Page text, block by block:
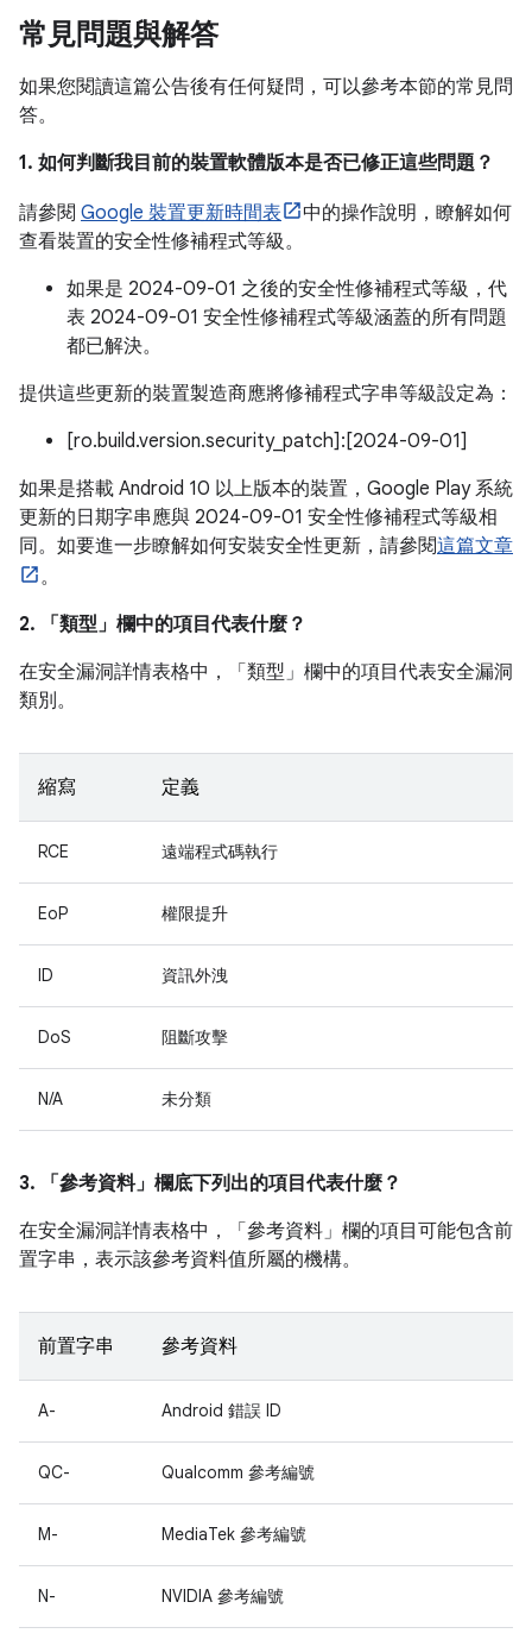
常見問題與解答
如果您閱讀這篇公告後有任何疑問，可以參考本節的常見問
答。
1. 如何判斷我目前的裝置軟體版本是否已修正這些問題？
請參閱 Google 裝置更新時間表
中的操作說明，瞭解如何
查看裝置的安全性修補程式等級。
如果是 2024-09-01 之後的安全性修補程式等級，代
表 2024-09-01 安全性修補程式等級涵蓋的所有問題
都已解決。
提供這些更新的裝置製造商應將修補程式字串等級設定為：
[ro.build.version.security_patch]:[2024-09-01]
如果是搭載 Android 10 以上版本的裝置，Google Play 系統
更新的日期字串應與 2024-09-01 安全性修補程式等級相
同。如要進一步瞭解如何安裝安全性更新，請參閱這篇文章
。
2. 「類型」 欄中的項目代表什麼？
在安全漏洞詳情表格中，「類型」 欄中的項目代表安全漏洞
類別。
縮寫 定義
RCE 遠端程式碼執行
EoP 權限提升
ID 資訊外洩
DoS 阻斷攻擊
N/A 未分類
3. 「參考資料」 欄底下列出的項目代表什麼？
在安全漏洞詳情表格中，「參考資料」 欄的項目可能包含前
置字串，表示該參考資料值所屬的機構。
前置字串 參考資料
A- Android 錯誤 ID
QC- Qualcomm 參考編號
M- MediaTek 參考編號
N- NVIDIA 參考編號